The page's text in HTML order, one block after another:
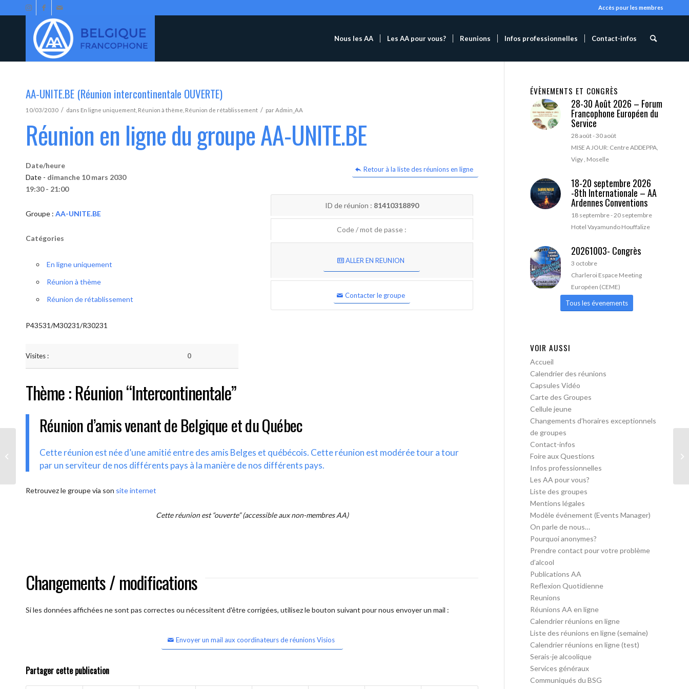
Accès pour les membres
Nous les AA Les AA pour vous? Reunions Infos professionnelles Contact-infos
AA-UNITE.BE (Réunion intercontinentale OUVERTE)
10/03/2030 / dans En ligne uniquement Réunion à thème Réunion de rétablissement / parAdmin_AA
Réunion en ligne du groupe AA-UNITE.BE
Retour à la liste des réunions en ligne
Date/heure
Date - dimanche 10 mars 2030
19:30 - 21:00
Groupe : AA-UNITE.BE
Catégories
En ligne uniquement
Réunion à thème
Réunion de rétablissement
P43531/M30231/R30231
Visites : 0
ID de réunion : 81410318890
Code / mot de passe :
ALLER EN REUNION
Contacter le groupe
Thème : Réunion “Intercontinentale”
Réunion d’amis venant de Belgique et du Québec
Cette réunion est née d’une amitié entre des amis Belges et québécois. Cette réunion est modérée tour a tour
par un serviteur de nos différents pays à la manière de nos différents pays.
Retrouvez le groupe via son site internet
Cette réunion est “ouverte” (accessible aux non-membres AA)
Changements / modifications
Si les données affichées ne sont pas correctes ou nécessitent d'être corrigées, utilisez le bouton suivant pour nous envoyer un mail :
Envoyer un mail aux coordinateurs de réunions Visios
Partager cette publication
ÉVÈNEMENTS ET CONGRÈS
28-30 Août 2026 – Forum
Francophone Européen du
Service
28 août-30 août
MISE A JOUR: Centre ADDEPPA,
Vigy , Moselle
18-20 septembre 2026
-8th Internationale – AA
Ardennes Conventions
18 septembre-20 septembre
Hotel Vayamundo Houffalize
20261003- Congrès
3 octobre
Charleroi Espace Meeting
Européen (CEME)
Tous les évenements
VOIR AUSSI
Accueil
Calendrier des réunions
Capsules Vidéo
Carte des Groupes
Cellule jeune
Changements d’horaires exceptionnels
de groupes
Contact-infos
Foire aux Questions
Infos professionnelles
Les AA pour vous?
Liste des groupes
Mentions légales
Modèle événement (Events Manager)
On parle de nous…
Pourquoi anonymes?
Prendre contact pour votre problème
d’alcool
Publications AA
Reflexion Quotidienne
Reunions
Réunions AA en ligne
Calendrier réunions en ligne
Liste des réunions en ligne (semaine)
Calendrier réunions en ligne (test)
Serais-je alcoolique
Services généraux
Communiqués du BSG
AA-UNITE.BE (Réunion
intercontinentale OUVERTE)